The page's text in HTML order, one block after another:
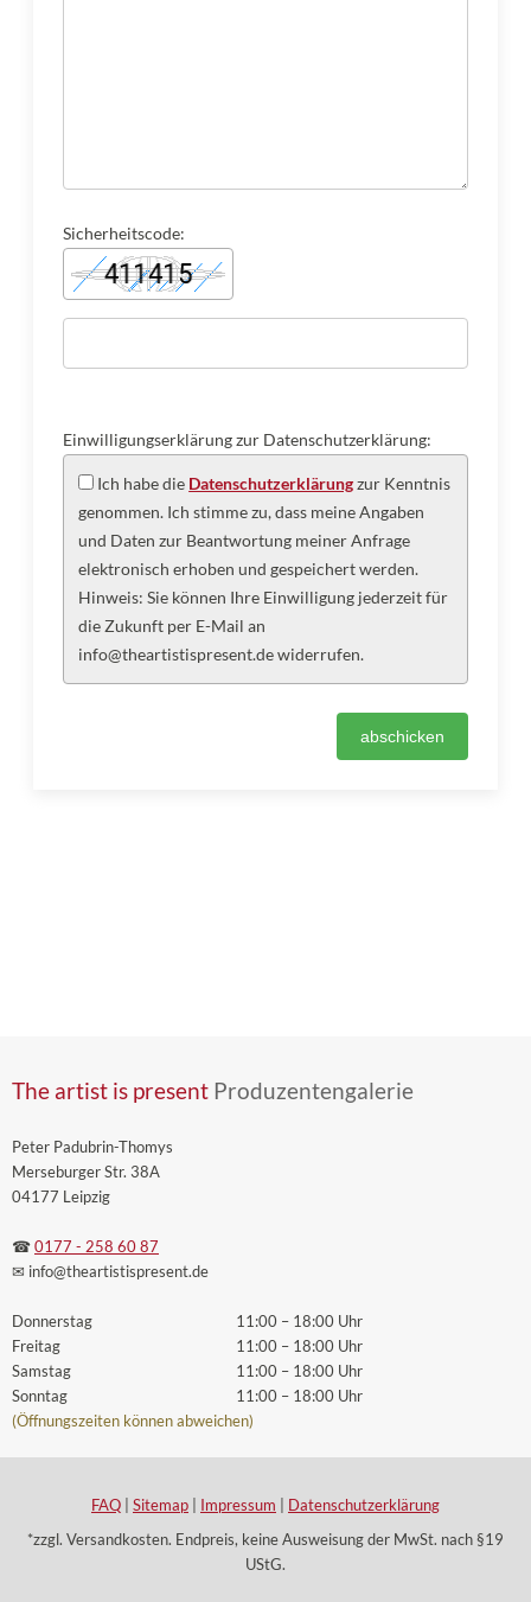
Sicherheitscode:
Einwilligungserklärung zur Datenschutzerklärung:
Ich habe die Datenschutzerklärungzur Kenntnis
genommen. Ich stimme zu, dass meine Angaben
und Daten zur Beantwortung meiner Anfrage
elektronisch erhoben und gespeichert werden.
Hinweis: Sie können Ihre Einwilligung jederzeit für
die Zukunft per E-Mail an
info@theartistispresent.de widerrufen.
The artist is present Produzentengalerie
Peter Padubrin-Thomys
Merseburger Str. 38A
04177 Leipzig
☎ 0177 - 258 60 87
✉ info@theartistispresent.de
Donnerstag
Freitag
Samstag
Sonntag
11:00 – 18:00 Uhr
11:00 – 18:00 Uhr
11:00 – 18:00 Uhr
11:00 – 18:00 Uhr
(Öffnungszeiten können abweichen)
FAQ Sitemap Impressum
Datenschutzerklärung
*zzgl. Versandkosten. Endpreis, keine Ausweisung der MwSt. nach §19
UStG.